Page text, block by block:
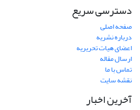
دسترسی سریع
صفحه اصلی
درباره نشریه
اعضای هیات تحریریه
ارسال مقاله
تماس با ما
نقشه سایت
آخرین اخبار